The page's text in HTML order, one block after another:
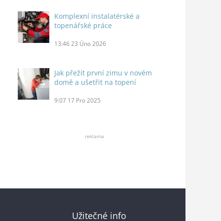
Komplexní instalatérské a
topenářské práce
13:46 23 Úno 2026
Jak přežít první zimu v novém
domě a ušetřit na topení
9:07 17 Pro 2025
reklama
Užitečné info